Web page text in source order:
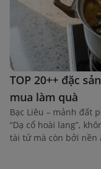
TOP 20++ đặc
mua làm quà
Bạc Liêu – mảnh đất
“Dạ cổ hoài lang”,
tài tử mà còn bởi nền